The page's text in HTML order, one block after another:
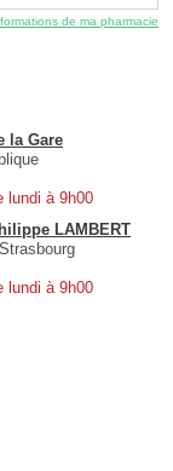
de ma pharmacie
la Gare
lundi à 9h00
LAMBERT
lundi à 9h00